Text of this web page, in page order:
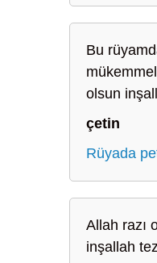
Bu
olsun
çetin
Rüyada
Allah razı
inşallah